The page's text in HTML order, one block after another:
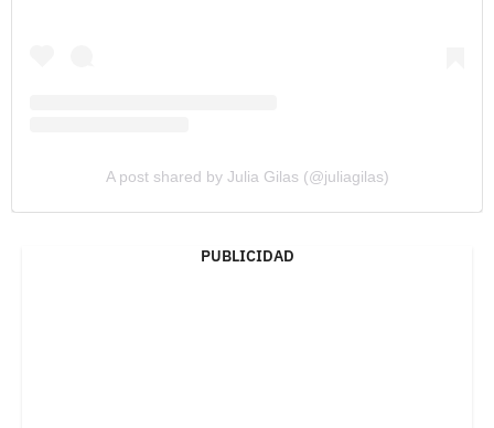
A post shared by Julia Gilas (@juliagilas)
PUBLICIDAD